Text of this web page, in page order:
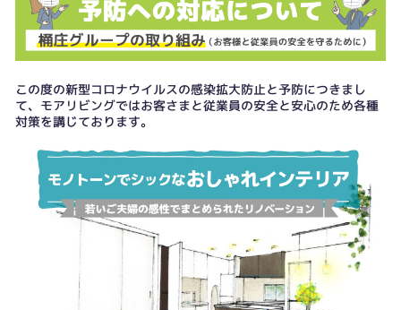
この度の新型コロナウイルスの感染拡大防止と予防につきまし
て、モアリビングではお客さまと従業員の安全と安心のため各種
対策を講じております。